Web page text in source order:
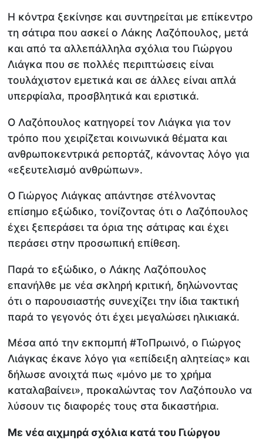
Η κόντρα ξεκίνησε και συντηρείται με επίκεντρο
τη σάτιρα που ασκεί ο Λάκης Λαζόπουλος, μετά
και από τα αλλεπάλληλα σχόλια του Γιώργου
Λιάγκα που σε πολλές περιπτώσεις είναι
τουλάχιστον εμετικά και σε άλλες είναι απλά
υπερφίαλα, προσβλητικά και εριστικά.
Ο Λαζόπουλος κατηγορεί τον Λιάγκα για τον
τρόπο που χειρίζεται κοινωνικά θέματα και
ανθρωποκεντρικά ρεπορτάζ, κάνοντας λόγο για
«εξευτελισμό ανθρώπων».
Ο Γιώργος Λιάγκας απάντησε στέλνοντας
επίσημο εξώδικο, τονίζοντας ότι ο Λαζόπουλος
έχει ξεπεράσει τα όρια της σάτιρας και έχει
περάσει στην προσωπική επίθεση.
Παρά το εξώδικο, ο Λάκης Λαζόπουλος
επανήλθε με νέα σκληρή κριτική, δηλώνοντας
ότι ο παρουσιαστής συνεχίζει την ίδια τακτική
παρά το γεγονός ότι έχει μεγαλώσει ηλικιακά.
Μέσα από την εκπομπή #ΤοΠρωινό, ο Γιώργος
Λιάγκας έκανε λόγο για «επίδειξη αλητείας» και
δήλωσε ανοιχτά πως «μόνο με το χρήμα
καταλαβαίνει», προκαλώντας τον Λαζόπουλο να
λύσουν τις διαφορές τους στα δικαστήρια.
Με νέα αιχμηρά σχόλια κατά του Γιώργου